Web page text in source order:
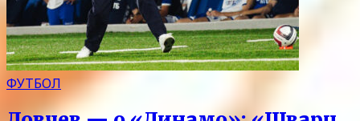
ФУТБОЛ